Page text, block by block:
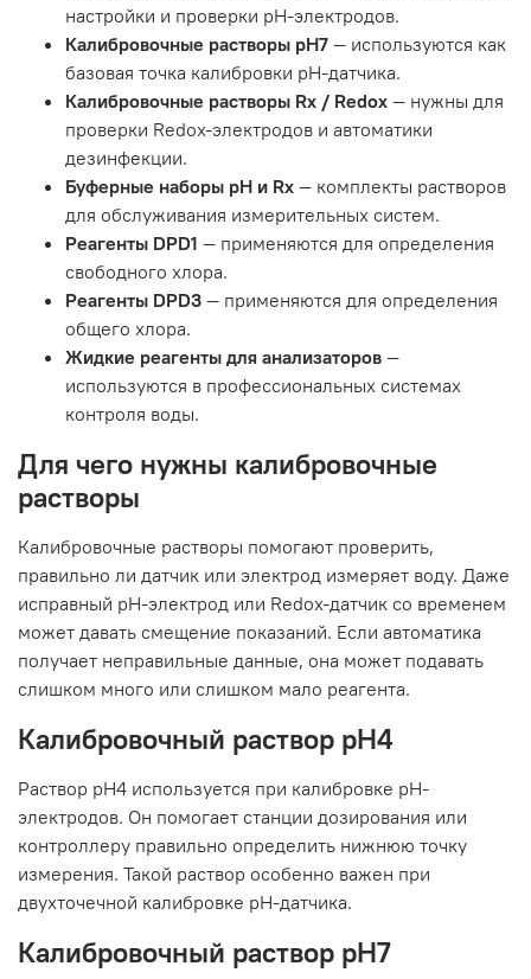
настройки и проверки pH-электродов.
Калибровочные растворы pH7 — используются как
базовая точка калибровки pH-датчика.
Калибровочные растворы Rx / Redox — нужны для
проверки Redox-электродов и автоматики
дезинфекции.
Буферные наборы pH и Rx — комплекты растворов
для обслуживания измерительных систем.
Реагенты DPD1 — применяются для определения
свободного хлора.
Реагенты DPD3 — применяются для определения
общего хлора.
Жидкие реагенты для анализаторов —
используются в профессиональных системах
контроля воды.
Для чего нужны калибровочные
растворы
Калибровочные растворы помогают проверить,
правильно ли датчик или электрод измеряет воду. Даже
исправный pH-электрод или Redox-датчик со временем
может давать смещение показаний. Если автоматика
получает неправильные данные, она может подавать
слишком много или слишком мало реагента.
Калибровочный раствор pH4
Раствор pH4 используется при калибровке pH-
электродов. Он помогает станции дозирования или
контроллеру правильно определить нижнюю точку
измерения. Такой раствор особенно важен при
двухточечной калибровке pH-датчика.
Калибровочный раствор pH7